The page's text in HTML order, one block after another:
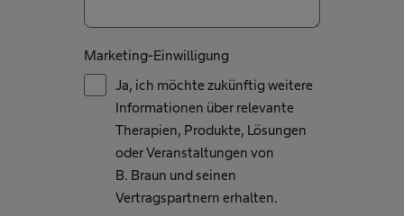
Marketing-Einwilligung
Ja, ich möchte zukünftig weitere
Informationen über relevante
Therapien, Produkte, Lösungen
oder Veranstaltungen von
B. Braun und seinen
Vertragspartnern erhalten.